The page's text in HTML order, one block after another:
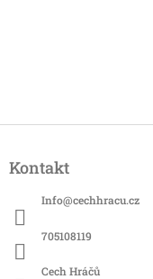
pKontakt
Info@cechhracu.cz
705108119
Cech Hráčů